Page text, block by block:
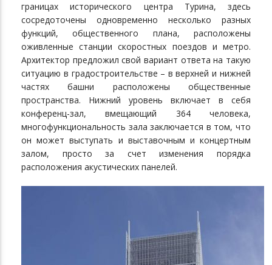
границах исторического центра Турина, здесь
сосредоточены одновременно несколько разных
функций, общественного плана, расположены
оживленные станции скоростных поездов и метро.
Архитектор предложил свой вариант ответа на такую
ситуацию в градостроительстве – в верхней и нижней
частях башни расположены общественные
пространства. Нижний уровень включает в себя
конференц-зал, вмещающий 364 человека,
многофункциональность зала заключается в том, что
он может выступать и выставочным и концертным
залом, просто за счет изменения порядка
расположения акустических панелей.